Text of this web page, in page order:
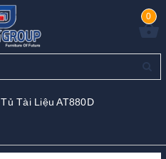
0
Tủ Tài Liệu AT880D